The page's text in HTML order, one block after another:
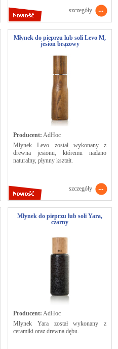
szczegóły
Młynek do pieprzu lub soli Levo M,
jesion brązowy
Producent: AdHoc
Młynek Levo został wykonany z
drewna jesionu, któremu nadano
naturalny, płynny kształt.
szczegóły
Młynek do pieprzu lub soli Yara,
czarny
Producent: AdHoc
Młynek Yara został wykonany z
ceramiki oraz drewna dębu.